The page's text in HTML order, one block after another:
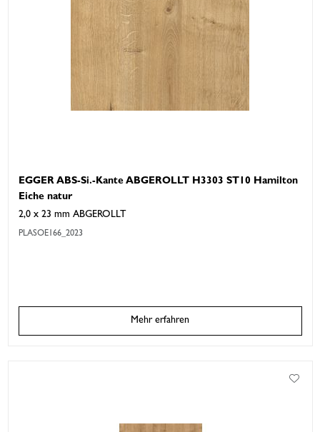
EGGER ABS-Si.-Kante ABGEROLLT H3303 ST10 Hamilton
Eiche natur
2,0 x 23 mm ABGEROLLT
PLASOE166_2023
Mehr erfahren